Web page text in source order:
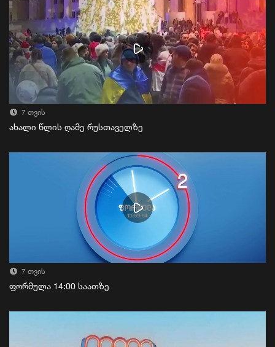
7 თვის
ახალი წლის ღამე რუსთაველზე
7 თვის
ფორმულა 14:00 საათზე